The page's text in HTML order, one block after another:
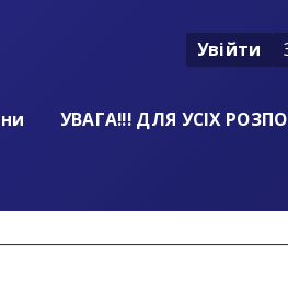
Увійти
УВАГА!!! ДЛЯ УСІХ